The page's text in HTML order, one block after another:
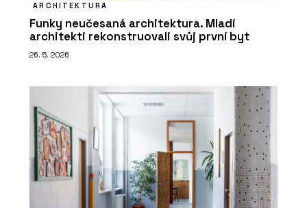
ARCHITEKTURA
Funky neučesaná architektura. Mladí
architekti rekonstruovali svůj první byt
26. 5. 2026